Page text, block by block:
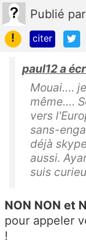
Publié par
!
citer
paul12 a
Mouai….
même….
vers
sans-
déjà
aussi.
suis
NON NON et
pour appeler
!